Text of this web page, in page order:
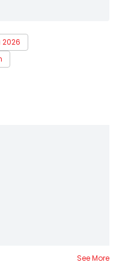
2026
See More